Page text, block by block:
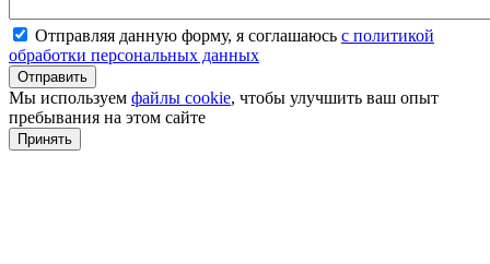
Отправляя данную форму, я соглашаюсь с политикой
обработки персональных данных
Мы используем файлы cookie, чтобы улучшить ваш опыт
пребывания на этом сайте
Принять